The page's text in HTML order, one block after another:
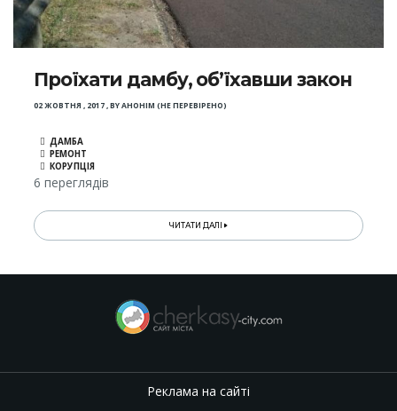
Проїхати дамбу, об’їхавши закон
02 ЖОВТНЯ , 2017,BYАНОНІМ (НЕ ПЕРЕВІРЕНО)
ДАМБА
РЕМОНТ
КОРУПЦІЯ
6 переглядів
ЧИТАТИ ДАЛІ
Реклама на сайті